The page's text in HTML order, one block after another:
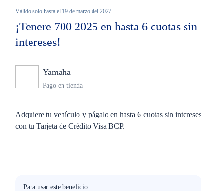
Válido solo hasta el 19 de marzo del 2027
¡Tenere 700 2025 en hasta 6 cuotas sin
intereses!
Yamaha
Pago en tienda
Adquiere tu vehículo y págalo en hasta 6 cuotas sin intereses
con tu Tarjeta de Crédito Visa BCP.
Para usar este beneficio: